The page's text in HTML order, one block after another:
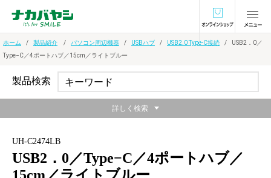
オンラインショ
ホーム 製品紹介 パソコン周辺機器 USBハブ USB2.0 Type-C接続
USB2．0／
Type−C／4ポートハブ／15cm／ライトブルー
UH-C2474LB
USB2．0／Type−C／4ポートハブ／
製品検索
詳しく検索